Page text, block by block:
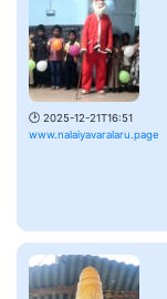
🕑 2025-12-21T16:51
www.nalaiyavaralaru.page